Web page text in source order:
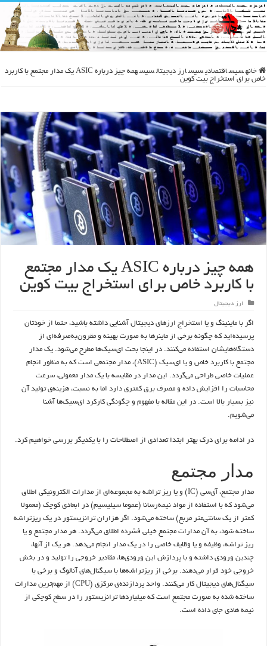
خانه سپس اقتصادی سپس ارز دیجیتال سپس
همه چیز درباره ASIC یک مدار مجتمع با کاربرد
خاص برای استخراج بیت کوین
همه چیز درباره ASIC یک مدار مجتمع
با کاربرد خاص برای استخراج بیت کوین
ارز دیجیتال
اگر با ماینینگ و یا استخراج ارزهای دیجیتال آشنایی داشته باشید، حتما از خودتان
پرسیده‌اید که چگونه برخی از ماینرها به صورت بهینه و مقرون‌به‌صرفه‌ای از
دستگاه‌هایشان استفاده می‌کنند. در اینجا بحث ای‌سیک‌ها مطرح می‌شود. یک مدار
مجتمع با کاربرد خاص و یا ای‌سیک (ASIC)، مدار مجتمعی است که به منظور انجام
عملیات خاصی طراحی می‌گردد. این مدار در مقایسه با یک مدار معمولی، سرعت
محاسبات را افزایش داده و مصرف برق کمتری دارد اما به نسبت، هزینه‌ی تولید آن
نیز بسیار بالا است. در این مقاله با مفهوم و چگونگی کارکرد ای‌سیک‌ها آشنا
می‌شویم.
در ادامه برای درک بهتر ابتدا تعدادی از اصطلاحات را با یکدیگر بررسی خواهیم کرد.
مدار مجتمع
مدار مجتمع، آی‌سی (IC) و یا ریز تراشه به مجموعه‌ای از مدارات الکترونیکی اطلاق
می‌شود که با استفاده از مواد نیمه‌رسانا (عموما سیلیسیم) در ابعادی کوچک (معمولا
کمتر از یک سانتی‌متر مربع) ساخته می‌شود. اگر هزاران ترانزیستور در یک ریزتراشه
ساخته شود، به آن مدارات مجتمع خیلی فشرده اطلاق می‌گردد. هر مدار مجتمع و یا
ریز تراشه، وظیفه و یا وظایف خاصی را در یک مدار انجام می‌دهد. هر یک از آنها،
چندین ورودی داشته و با پردازش این ورودی‌ها، مقادیر خروجی را تولید و در بخش
خروجی خود قرار می‌دهند. برخی از ریزتراشه‌ها با سیگنال‌های آنالوگ و برخی با
سیگنال‌های دیجیتال کار می‌کنند. واحد پردازنده‌ی مرکزی (CPU) از مهم‌ترین مدارات
ساخته شده به صورت مجتمع است که میلیاردها ترانزیستور را در سطح کوچکی از
نیمه هادی جای داده است.